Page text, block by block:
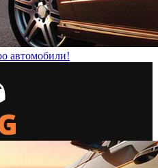
автомобили!